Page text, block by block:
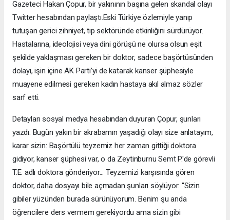
Gazeteci Hakan Çopur, bir yakınının başına gelen skandal olayı
Twitter hesabından paylaştı.Eski Türkiye özlemiyle yanıp
tutuşan gerici zihniyet, tıp sektöründe etkinliğini sürdürüyor.
Hastalarına, ideolojisi veya dini görüşü ne olursa olsun eşit
şekilde yaklaşması gereken bir doktor, sadece başörtüsünden
dolayı, işin içine AK Parti’yi de katarak kanser şüphesiyle
muayene edilmesi gereken kadın hastaya akıl almaz sözler
sarf etti.
Detayları sosyal medya hesabından duyuran Çopur, şunları
yazdı: Bugün yakın bir akrabamın yaşadığı olayı size anlatayım,
karar sizin: Başörtülü teyzemiz her zaman gittiği doktora
gidiyor, kanser şüphesi var, o da Zeytinburnu Semt P.'de görevli
T.E. adlı doktora gönderiyor... Teyzemizi karşısında gören
doktor, daha dosyayı bile açmadan şunları söylüyor: “Sizin
gibiler yüzünden burada sürünüyorum. Benim şu anda
öğrencilere ders vermem gerekiyordu ama sizin gibi